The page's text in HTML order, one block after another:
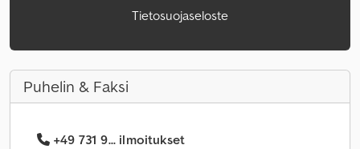
Tietosuojaseloste
Puhelin & Faksi
+49 731 9... ilmoitukset